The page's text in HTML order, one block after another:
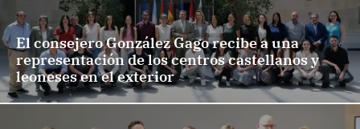
El consejero González Gago recibe a una
representación de los centros castellanos y
leoneses en el exterior